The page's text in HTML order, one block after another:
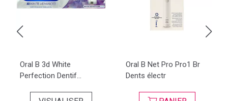
Oral B 3d White
Perfection Dentif...
Oral B Net Pro Pro1 Br
Dents électr